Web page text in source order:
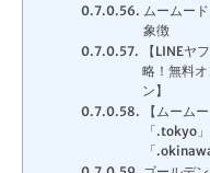
ムームー
象徴
【LINEヤ
略！無料
ン】
【ムーム
「.tokyo
「